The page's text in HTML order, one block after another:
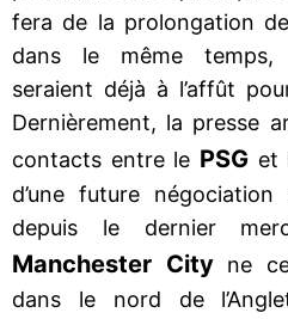
fera de la prolongation
dans le même temps,
seraient déjà à l’affût
Dernièrement, la presse
contacts entre le PSG et
d’une future
depuis le dernier
Manchester Cityne
dans le nord de